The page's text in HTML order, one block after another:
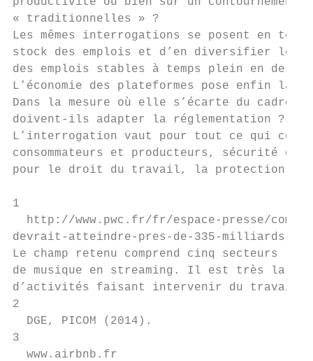
« traditionnelles » ?
Les mêmes interrogations se posent en
stock des emplois et d’en diversifier
des emplois stables à temps plein en des
L’économie des plateformes pose enfin la
Dans la mesure où elle s’écarte du cadre
doivent-ils adapter la réglementation ?
L’interrogation vaut pour tout ce qui
consommateurs et producteurs, sécurité
pour le droit du travail, la protection
1
http://www.pwc.fr/fr/espace-presse/
devrait-atteindre-pres-de-335-milliards-
Le champ retenu comprend cinq secteurs
de musique en streaming. Il est très
d’activités faisant intervenir du travail.
2
  DGE, PICOM (2014).
3
  www.airbnb.fr